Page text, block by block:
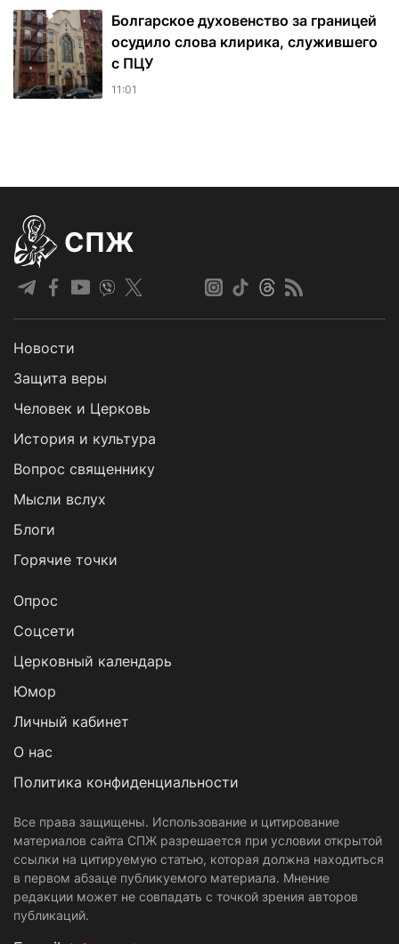
Болгарское духовенство за границей
осудило слова клирика, служившего
с ПЦУ
11:01
СПЖ
Новости
Защита веры
Человек и Церковь
История и культура
Вопрос священнику
Мысли вслух
Блоги
Горячие точки
Опрос
Cоцсети
Церковный календарь
Юмор
Личный кабинет
О нас
Политика конфиденциальности
Все права защищены. Использование и цитирование
материалов сайта СПЖ разрешается при условии открытой
ссылки на цитируемую статью, которая должна находиться
в первом абзаце публикуемого материала. Мнение
редакции может не совпадать с точкой зрения авторов
публикаций.